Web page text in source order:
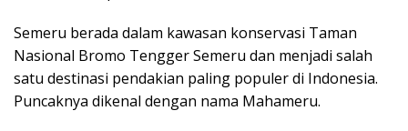
Semeru berada dalam kawasan konservasi Taman
Nasional Bromo Tengger Semeru dan menjadi salah
satu destinasi pendakian paling populer di Indonesia.
Puncaknya dikenal dengan nama Mahameru.